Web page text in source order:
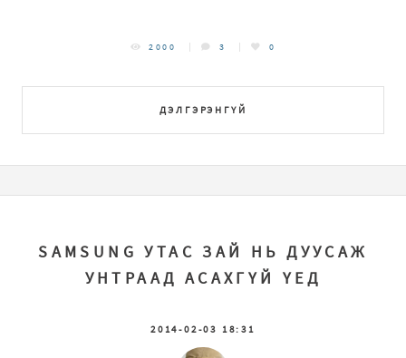
ДЭЛГЭРЭНГҮЙ
2000 3 0
SAMSUNG УТАС ЗАЙ НЬ ДУУСАЖ
УНТРААД АСАХГҮЙ ҮЕД
2014-02-03 18:31